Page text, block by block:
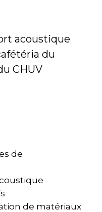
acoustique
du
CHUV
de
de matériaux